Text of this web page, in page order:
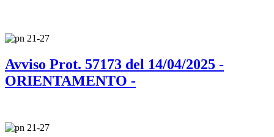
Avviso Prot. 57173 del 14/04/2025 -
ORIENTAMENTO -